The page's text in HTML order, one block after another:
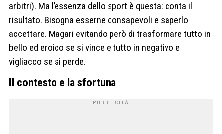
arbitri). Ma l’essenza dello sport è questa: conta il
risultato. Bisogna esserne consapevoli e saperlo
accettare. Magari evitando però di trasformare tutto in
bello ed eroico se si vince e tutto in negativo e
vigliacco se si perde.
Il contesto e la sfortuna